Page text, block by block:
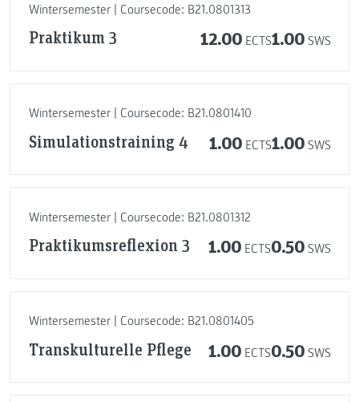
Wintersemester | Coursecode: B21.0801313
Praktikum 3 12.00 ECTS1.00 SWS
Wintersemester | Coursecode: B21.0801410
Simulationstraining 4 1.00 ECTS1.00 SWS
Wintersemester | Coursecode: B21.0801312
Praktikumsreflexion 3 1.00 ECTS0.50 SWS
Wintersemester | Coursecode: B21.0801405
Transkulturelle Pflege 1.00 ECTS0.50 SWS